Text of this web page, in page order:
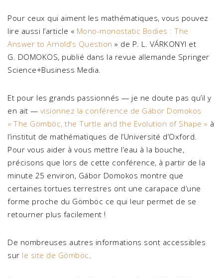
Pour ceux qui aiment les mathématiques, vous pouvez
lire aussi l’article « Mono-monostatic Bodies : The
Answer to Arnold’s Question » de P. L. VÁRKONYI et
G. DOMOKOS, publié dans la revue allemande Springer
Science+Business Media.
Et pour les grands passionnés — je ne doute pas qu’il y
en ait — visionnez la conférence de Gábor Domokos
« The Gömböc, the Turtle and the Evolution of Shape » à
l’institut de mathématiques de l’Université d’Oxford.
Pour vous aider à vous mettre l’eau à la bouche,
précisons que lors de cette conférence, à partir de la
minute 25 environ, Gábor Domokos montre que
certaines tortues terrestres ont une carapace d’une
forme proche du Gömböc ce qui leur permet de se
retourner plus facilement !
De nombreuses autres informations sont accessibles
sur le site de Gömböc.